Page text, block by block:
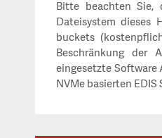
Bitte beachten Sie,
Dateisystem dieses
buckets
Beschränkung der
eingesetzte Software
NVMe basierten EDIS